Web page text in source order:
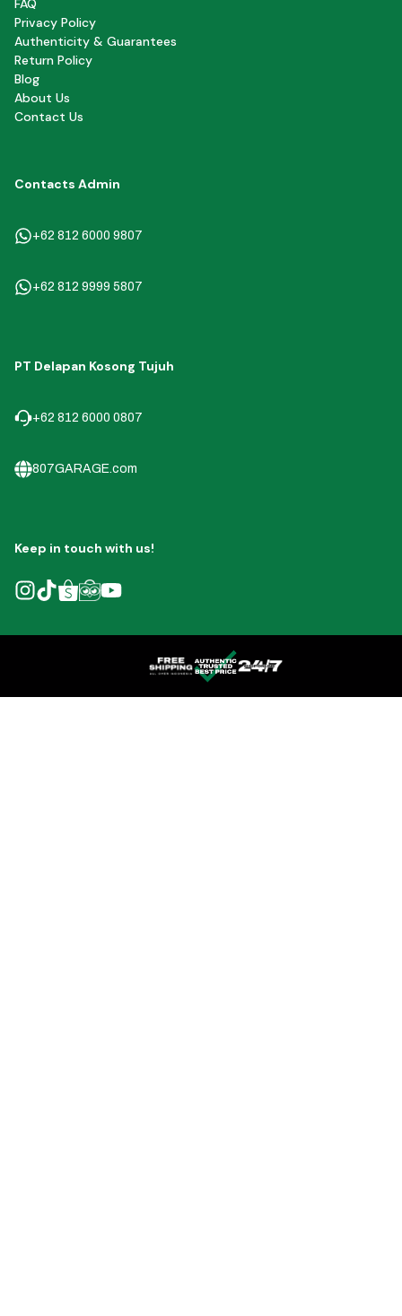
FAQ
Privacy Policy
Authenticity & Guarantees
Return Policy
Blog
About Us
Contact Us
Contacts Admin
+62 812 6000 9807
+62 812 9999 5807
PT Delapan Kosong Tujuh
+62 812 6000 0807
807GARAGE.com
Keep in touch with us!